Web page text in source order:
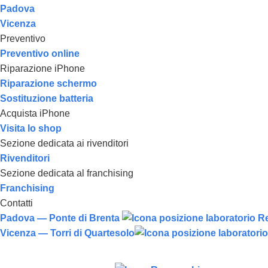
Padova
Vicenza
Preventivo
Preventivo online
Riparazione iPhone
Riparazione schermo
Sostituzione batteria
Acquista iPhone
Visita lo shop
Sezione dedicata ai rivenditori
Rivenditori
Sezione dedicata al franchising
Franchising
Contatti
Padova — Ponte di Brenta
Vicenza — Torri di Quartesolo